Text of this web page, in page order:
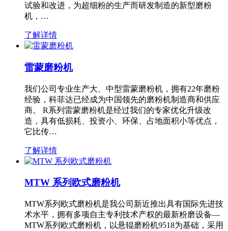
试验和改进，为超细粉的生产而研发制造的新型磨粉
机，…
了解详情
雷蒙磨粉机
我们公司专业生产大、中型雷蒙磨粉机，拥有22年磨粉
经验，科菲达已经成为中国领先的磨粉机制造商和供应
商。 R系列雷蒙磨粉机是经过我们的专家优化升级改
造，具有低损耗、投资小、环保、占地面积小等优点，
它比传…
了解详情
MTW 系列欧式磨粉机
MTW系列欧式磨粉机是我公司新近推出具有国际先进技
术水平，拥有多项自主专利技术产权的最新粉磨设备—
MTW系列欧式磨粉机，以悬辊磨粉机9518为基础，采用